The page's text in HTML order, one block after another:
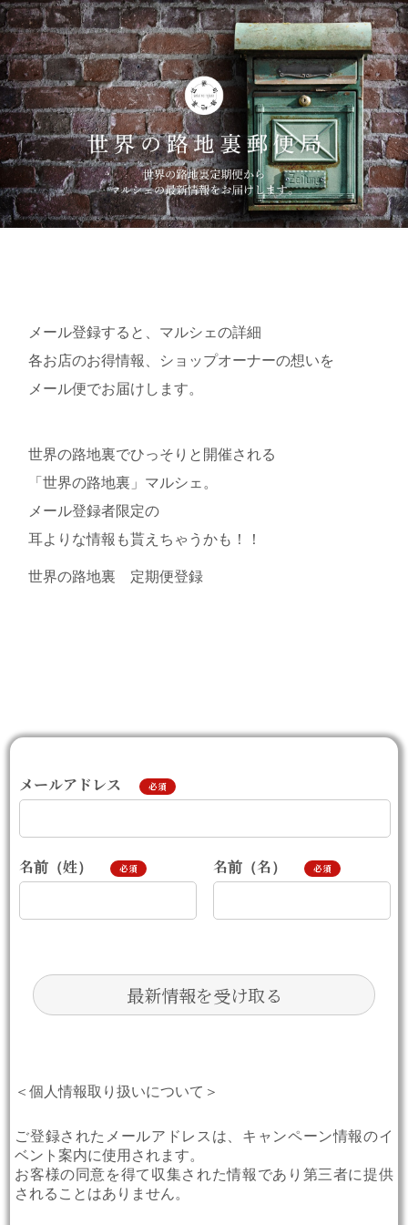
メール登録すると、マルシェの詳細
各お店のお得情報、ショップオーナーの想いを
メール便でお届けします。
世界の路地裏でひっそりと開催される
「世界の路地裏」マルシェ。
メール登録者限定の
耳よりな情報も貰えちゃうかも！！
世界の路地裏 定期便登録
メールアドレス 必須
名前（姓） 必須 名前（名） 必須
＜個人情報取り扱いについて＞
ご登録されたメールアドレスは、キャンペーン情報のイ
ベント案内に使用されます。
お客様の同意を得て収集された情報であり第三者に提供
されることはありません。